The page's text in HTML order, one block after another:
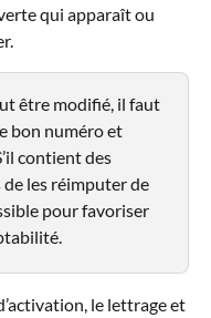
qui apparaît ou
être modifié, il faut
bon numéro et
contient des
les réimputer de
pour favoriser
le lettrage et